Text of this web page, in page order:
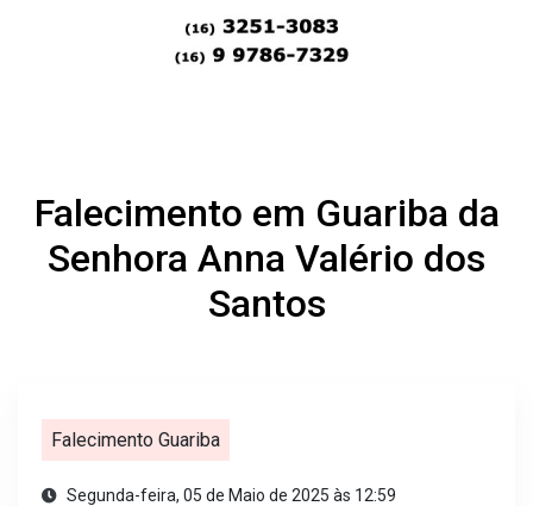
Falecimento em Guariba da
Senhora Anna Valério dos
Santos
Falecimento Guariba
Segunda-feira, 05 de Maio de 2025 às 12:59